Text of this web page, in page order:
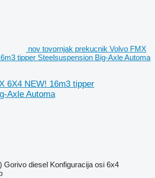
nov tovornjak prekucnik Volvo FMX
tipper Steelsuspension Big-Axle Automa
6X4 NEW! 16m3 tipper
Axle Automa
Gorivo diesel Konfiguracija osi 6x4